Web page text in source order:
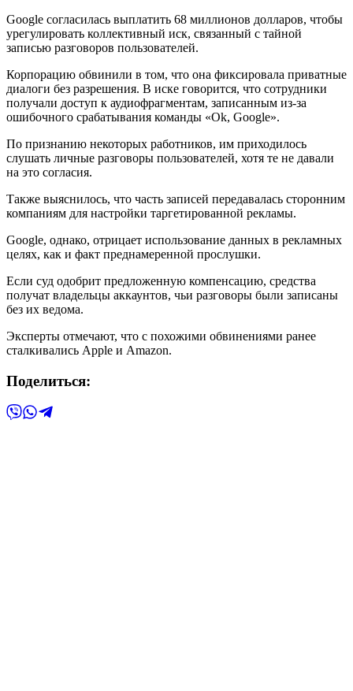
Google согласилась выплатить 68 миллионов долларов, чтобы
урегулировать коллективный иск, связанный с тайной
записью разговоров пользователей.
Корпорацию обвинили в том, что она фиксировала приватные
диалоги без разрешения. В иске говорится, что сотрудники
получали доступ к аудиофрагментам, записанным из-за
ошибочного срабатывания команды «Ok, Google».
По признанию некоторых работников, им приходилось
слушать личные разговоры пользователей, хотя те не давали
на это согласия.
Также выяснилось, что часть записей передавалась сторонним
компаниям для настройки таргетированной рекламы.
Google, однако, отрицает использование данных в рекламных
целях, как и факт преднамеренной прослушки.
Если суд одобрит предложенную компенсацию, средства
получат владельцы аккаунтов, чьи разговоры были записаны
без их ведома.
Эксперты отмечают, что с похожими обвинениями ранее
сталкивались Apple и Amazon.
Поделиться: